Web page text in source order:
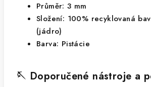
Průměr: 3 mm
Složení: 100% recyklovaná
(jádro)
Barva: Pistácie
🪡 Doporučené nástroje a